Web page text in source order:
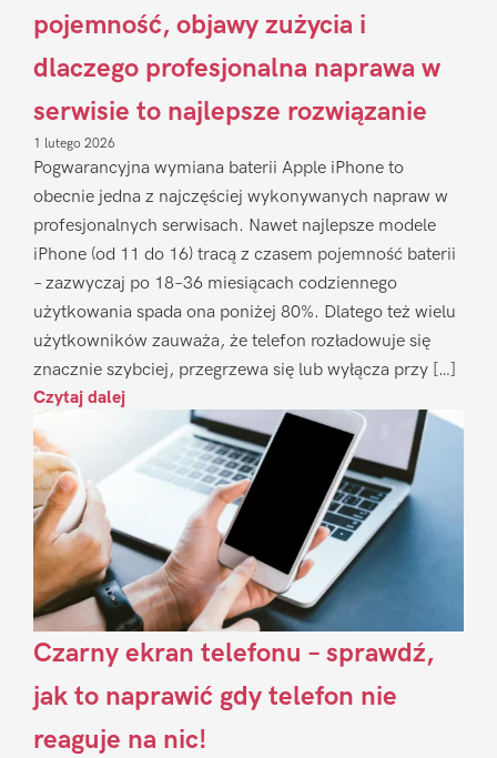
pojemność, objawy zużycia i
dlaczego profesjonalna naprawa w
serwisie to najlepsze rozwiązanie
1 lutego 2026
Pogwarancyjna wymiana baterii Apple iPhone to
obecnie jedna z najczęściej wykonywanych napraw w
profesjonalnych serwisach. Nawet najlepsze modele
iPhone (od 11 do 16) tracą z czasem pojemność baterii
– zazwyczaj po 18–36 miesiącach codziennego
użytkowania spada ona poniżej 80%. Dlatego też wielu
użytkowników zauważa, że telefon rozładowuje się
znacznie szybciej, przegrzewa się lub wyłącza przy […]
Czytaj dalej
Czarny ekran telefonu – sprawdź,
jak to naprawić gdy telefon nie
reaguje na nic!